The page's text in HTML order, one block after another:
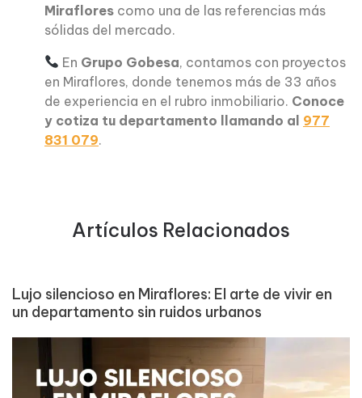
Miraflores como una de las referencias más
sólidas del mercado.
En Grupo Gobesa, contamos con proyectos
en Miraflores, donde tenemos más de 33 años
de experiencia en el rubro inmobiliario. Conoce
y cotiza tu departamento llamando al 977
831 079.
Artículos Relacionados
Lujo silencioso en Miraflores: El arte de vivir en
un departamento sin ruidos urbanos